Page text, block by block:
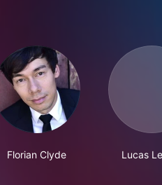
Florian Clyde Lucas